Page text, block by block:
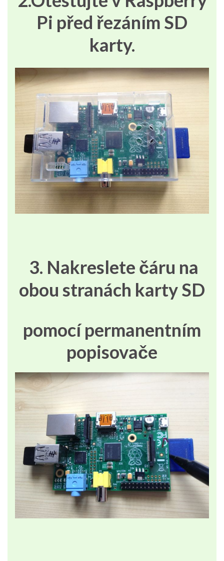
Pi před řezáním SD
karty.
3. Nakreslete čáru na
obou stranách karty SD
pomocí permanentním
popisovače